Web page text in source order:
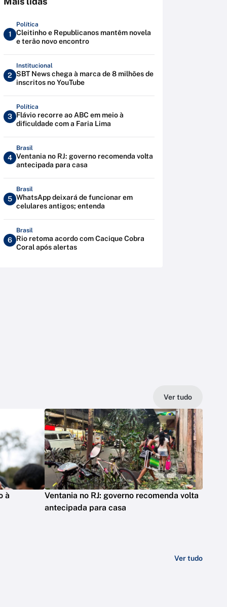
1
Política
Cleitinho e Republicanos mantêm novela
e terão novo encontro
2
Institucional
SBT News chega à marca de 8 milhões de
inscritos no YouTube
3
Política
Flávio recorre ao ABC em meio à
dificuldade com a Faria Lima
4
Brasil
Ventania no RJ: governo recomenda volta
antecipada para casa
5
Brasil
WhatsApp deixará de funcionar em
celulares antigos; entenda
6
Brasil
Rio retoma acordo com Cacique Cobra
Coral após alertas
Ver tudo
à
Ventania no RJ: governo recomenda volta
antecipada para casa
Ver tudo